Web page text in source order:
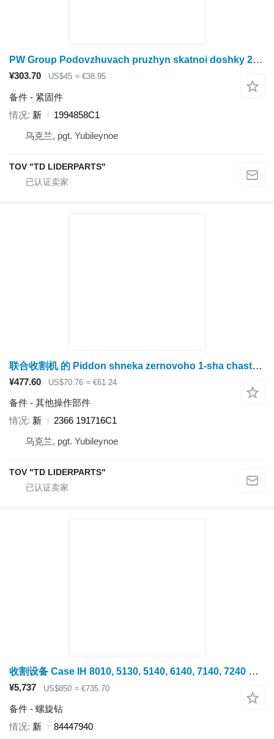
PW Group Podovzhuvach pruzhyn skatnoi doshky 2388 1994858C1
¥303.70 US$45 ≈ €38.95
备件 - 紧固件
情况 新
1994858C1
乌克兰, pgt. Yubileynoe
TOV "TD LIDERPARTS"
联合收割机 的 Piddon shneka zernovoho 1-sha chastyna PW Group 2366 191716C1
¥477.60 US$70.76 ≈ €61.24
备件 - 其他操作部件
情况 新
2366 191716C1
乌克兰, pgt. Yubileynoe
TOV "TD LIDERPARTS"
收割设备 Case IH 8010, 5130, 5140, 6140, 7140, 7240 的 螺旋钻 PW Group PWGroup 84447940
¥5,737 US$850 ≈ €735.70
备件 - 螺旋钻
情况 新
84447940